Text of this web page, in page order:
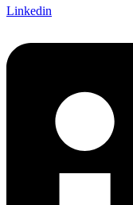
Linkedin